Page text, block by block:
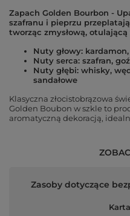
Zapach Golden Bourbon -
szafranu i pieprzu
tworząc zmysłową, otulającą
Nuty głowy:
Nuty serca: szafran,
Nuty głębi: whisky,
sandałowe
Klasyczna złocistobrązowa
Golden Boubon w szkle to
aromatyczną dekoracją,
Zasoby dotyczące